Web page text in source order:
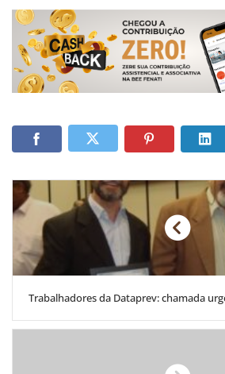
Trabalhadores da Dataprev: chamada